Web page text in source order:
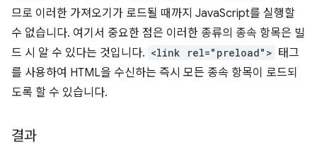
므로 이러한 가져오기가 로드될 때까지 JavaScript를 실행할
수 없습니다. 여기서 중요한 점은 이러한 종류의 종속 항목은 빌
드 시 알 수 있다는 것입니다. <link rel="preload"> 태그
를 사용하여 HTML을 수신하는 즉시 모든 종속 항목이 로드되
도록 할 수 있습니다.
결과